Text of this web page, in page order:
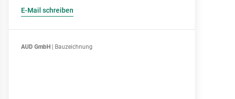
E-Mail schreiben
AUD GmbH | Bauzeichnung